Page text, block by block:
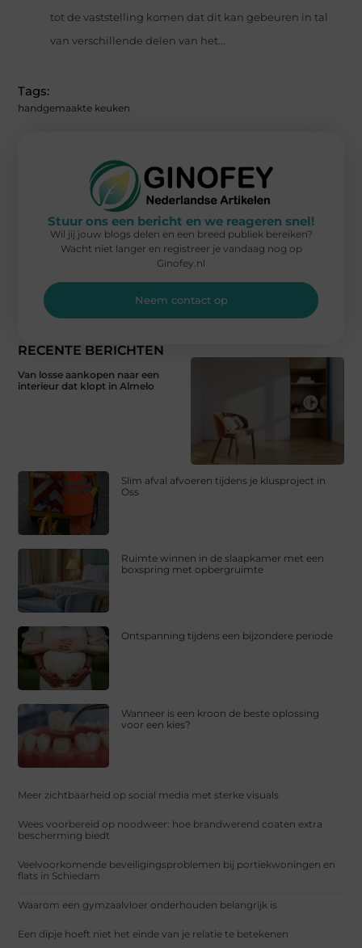
tot de vaststelling komen dat dit kan gebeuren in tal
van verschillende delen van het...
Tags:
handgemaakte keuken
RECENTE BERICHTEN
Van losse aankopen naar een
interieur dat klopt in Almelo
Slim afval afvoeren tijdens je klusproject in
Oss
Ruimte winnen in de slaapkamer met een
boxspring met opbergruimte
Ontspanning tijdens een bijzondere periode
Wanneer is een kroon de beste oplossing
voor een kies?
Meer zichtbaarheid op social media met sterke visuals
Wees voorbereid op noodweer: hoe brandwerend coaten extra
bescherming biedt
Veelvoorkomende beveiligingsproblemen bij portiekwoningen en
flats in Schiedam
Waarom een gymzaalvloer onderhouden belangrijk is
Een dipje hoeft niet het einde van je relatie te betekenen
Stuur ons een bericht en we reageren snel!
Wil jij jouw blogs delen en een breed publiek bereiken?
Wacht niet langer en registreer je vandaag nog op
Ginofey.nl
Neem contact op